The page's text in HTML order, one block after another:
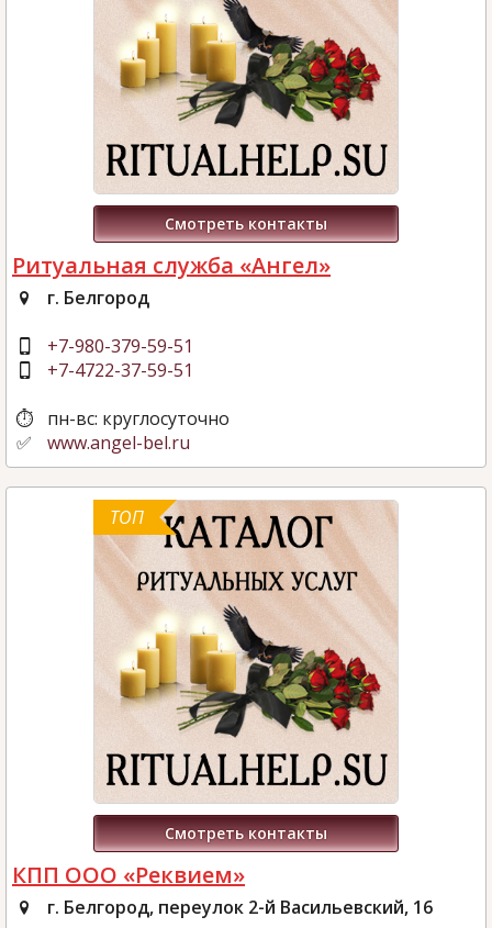
Смотреть контакты
Ритуальная служба «Ангел»
г. Белгород
+7-980-379-59-51
+7-4722-37-59-51
пн-вс: круглосуточно
www.angel-bel.ru
ТОП
Смотреть контакты
КПП ООО «Реквием»
г. Белгород, переулок 2-й Васильевский, 16